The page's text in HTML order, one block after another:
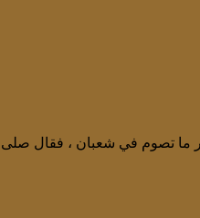
ما تصوم في شعبان ، فقال